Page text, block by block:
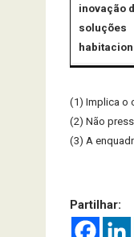
inovação
soluções
(1) Implica o
(2) Não
(3) A
Partilhar: